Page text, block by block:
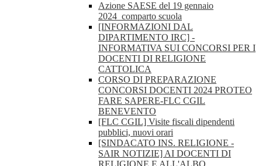
Azione SAESE del 19 gennaio
2024_comparto scuola
[INFORMAZIONI DAL
DIPARTIMENTO IRC] -
INFORMATIVA SUI CONCORSI PER I
DOCENTI DI RELIGIONE
CATTOLICA
CORSO DI PREPARAZIONE
CONCORSI DOCENTI 2024 PROTEO
FARE SAPERE-FLC CGIL
BENEVENTO
[FLC CGIL] Visite fiscali dipendenti
pubblici, nuovi orari
[SINDACATO INS. RELIGIONE -
SAIR NOTIZIE] AI DOCENTI DI